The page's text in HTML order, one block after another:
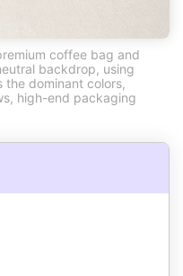
coffee bag and
backdrop, using
the dominant colors,
high-end packaging